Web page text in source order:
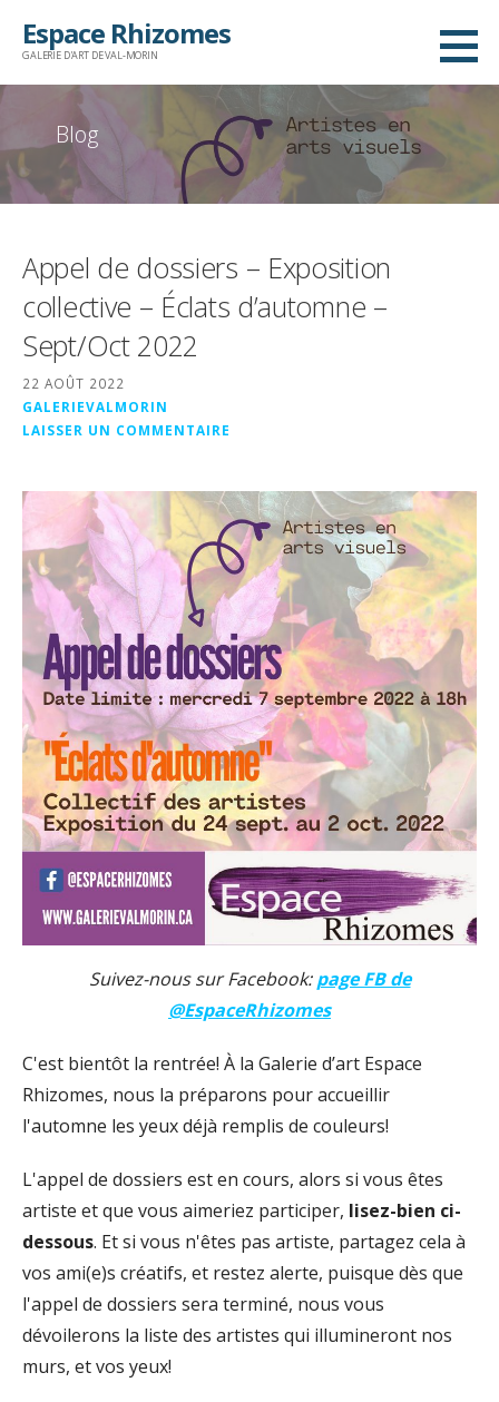
Espace Rhizomes
GALERIE D'ART DE VAL-MORIN
Blog
Appel de dossiers – Exposition
collective – Éclats d’automne –
Sept/Oct 2022
22 AOÛT 2022
GALERIEVALMORIN
LAISSER UN COMMENTAIRE
Suivez-nous sur Facebook:page FB de
@EspaceRhizomes
C'est bientôt la rentrée! À la Galerie d’art Espace
Rhizomes, nous la préparons pour accueillir
l'automne les yeux déjà remplis de couleurs!
L'appel de dossiers est en cours, alors si vous êtes
artiste et que vous aimeriez participer, lisez-bien ci-
dessous. Et si vous n'êtes pas artiste, partagez cela à
vos ami(e)s créatifs, et restez alerte, puisque dès que
l'appel de dossiers sera terminé, nous vous
dévoilerons la liste des artistes qui illumineront nos
murs, et vos yeux!